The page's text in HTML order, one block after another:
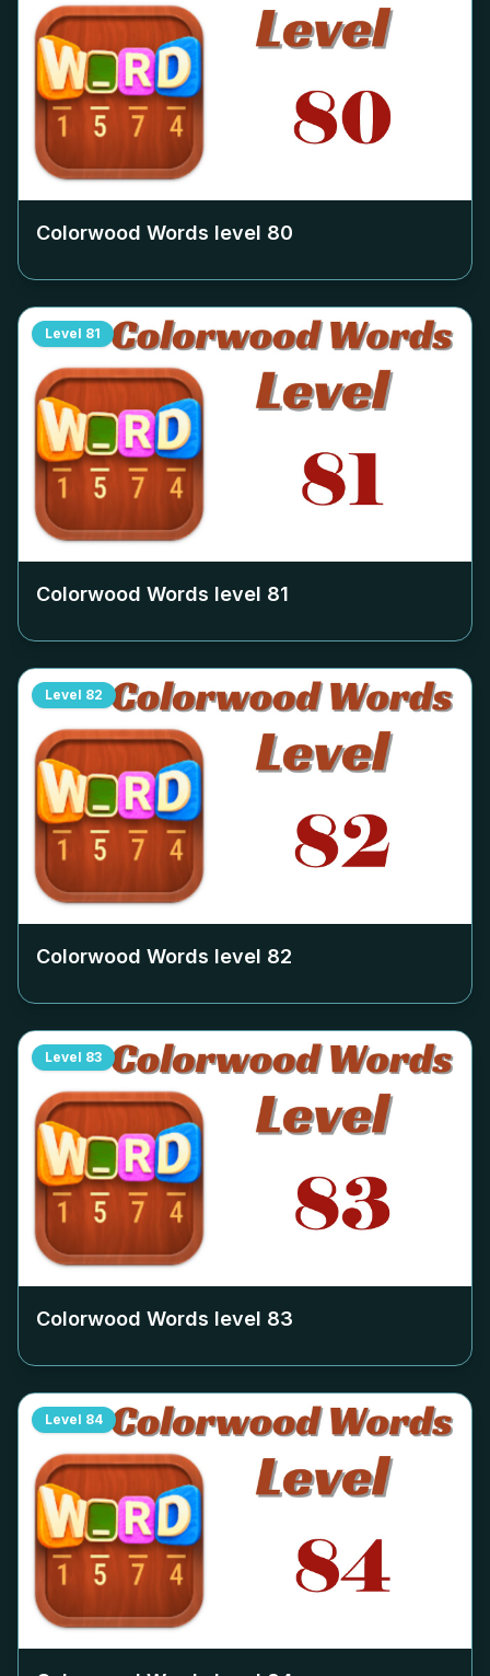
Colorwood Words level 80
Level 81
Colorwood Words level 81
Level 82
Colorwood Words level 82
Level 83
Colorwood Words level 83
Level 84